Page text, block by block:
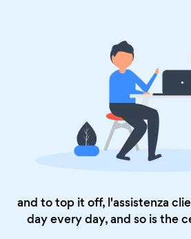
and to top it off, l'assistenza
day every day, and so is the